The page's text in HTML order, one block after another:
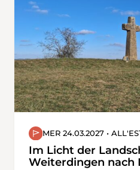
MER 24.03.2027 •
Im Licht der
Weiterdingen nach